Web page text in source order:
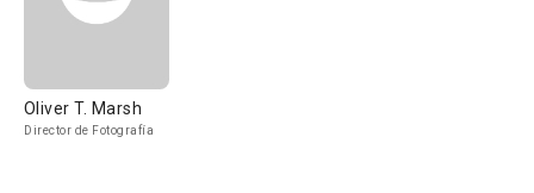
Oliver T. Marsh
Director de Fotografía